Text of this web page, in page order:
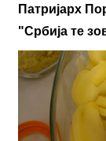
Патријарх
"Србија те